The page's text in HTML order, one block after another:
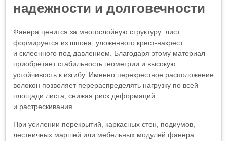
надежности и долговечности
Фанера ценится за многослойную структуру: лист
формируется из шпона, уложенного крест-накрест
и склеенного под давлением. Благодаря этому материал
приобретает стабильность геометрии и высокую
устойчивость к изгибу. Именно перекрестное расположение
волокон позволяет перераспределять нагрузку по всей
площади листа, снижая риск деформаций
и растрескивания.
При усилении перекрытий, каркасных стен, подиумов,
лестничных маршей или мебельных модулей фанера